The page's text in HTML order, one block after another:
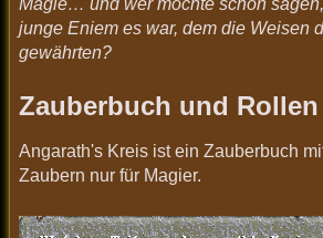
Magie… und wer mochte schon
junge Eniem es war, dem die Weisen
gewährten?
Zauberbuch und Rollen
Angarath's Kreis ist ein Zauberbuch
Zaubern nur für Magier.